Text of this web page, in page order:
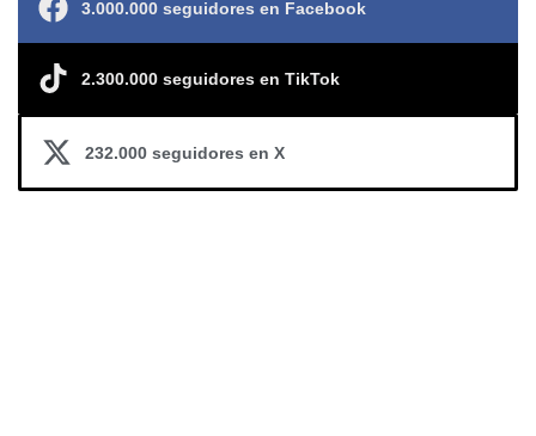
3.000.000 seguidores en Facebook
2.300.000 seguidores en TikTok
232.000 seguidores en X